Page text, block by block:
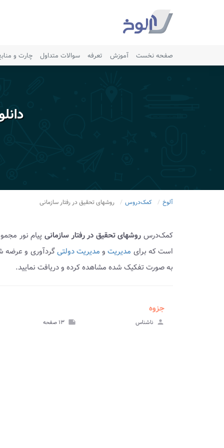
صفحه نخست آموزش تعرفه سوالات متداول چارت و
آلوخ کمک‌دروس روشهای تحقیق در رفتار سازمانی
کمک‌درس روشهای تحقیق در رفتار سازمانیپیام نور
است که برای مدیریتو مدیریت دولتیگردآوری و
به صورت تفکیک شده مشاهده کرده و دریافت نمایید.
جزوه
person ناشناس note ۱۳ صفحه